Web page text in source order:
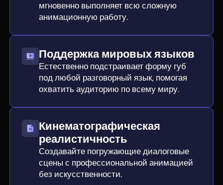
мгновенно выполняет всю сложную
анимационную работу.
Поддержка мировых языков
Естественно подстраивает форму губ
под любой разговорный язык, помогая
охватить аудиторию по всему миру.
Кинематографическая
реалистичность
Создавайте погружающие диалоговые
сцены с профессиональной анимацией
без искусственности.